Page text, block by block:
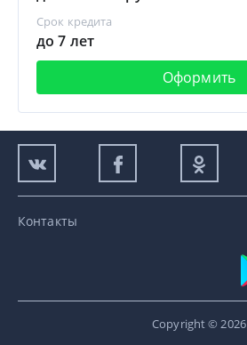
Срок кредита
до 7 лет
Оформить
Контакты
Copyright © 2026